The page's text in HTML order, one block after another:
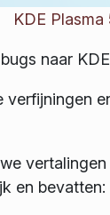
KDE Plasma
naar
en bevatten: